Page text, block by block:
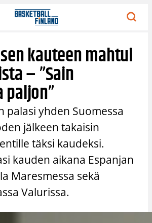
kauteen mahtui
– ”Sain
palasi yhden Suomessa
jälkeen takaisin
täksi kaudeksi.
kauden aikana Espanjan
Maresmessa sekä
Valurissa.